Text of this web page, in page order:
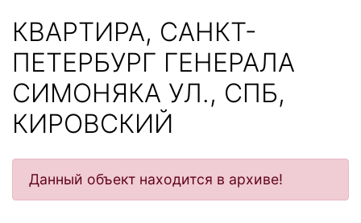
КВАРТИРА, САНКТ-
ПЕТЕРБУРГ ГЕНЕРАЛА
СИМОНЯКА УЛ., СПБ,
КИРОВСКИЙ
Данный объект находится в архиве!